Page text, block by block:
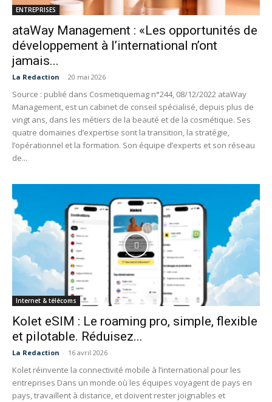
ENTREPRISES
ataWay Management : «Les opportunités de
développement à l’international n’ont
jamais...
La Redaction - 20 mai 2026
Source : publié dans Cosmetiquemag n°244, 08/12/2022 ataWay
Management, est un cabinet de conseil spécialisé, depuis plus de
vingt ans, dans les métiers de la beauté et de la cosmétique. Ses
quatre domaines d’expertise sont la transition, la stratégie,
l’opérationnel et la formation. Son équipe d’experts et son réseau
de...
Internet & télécoms
Kolet eSIM : Le roaming pro, simple, flexible
et pilotable. Réduisez...
La Redaction - 16 avril 2026
Kolet réinvente la connectivité mobile à l’international pour les
entreprises Dans un monde où les équipes voyagent de pays en
pays, travaillent à distance, et doivent rester joignables et